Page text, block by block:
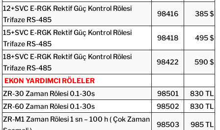
12+SVC E-RGK Rektif Güç Kontrol Rölesi
Trifaze RS-485
98416 385 $
15+SVC E-RGK Rektif Güç Kontrol Rölesi
Trifaze RS-485
98418 495 $
18+SVC E-RGK Rektif Güç Kontrol Rölesi
Trifaze RS-485
98422 590 $
EKON YARDIMCI RÖLELER
ZR-30 Zaman Rölesi 0.1-30s
98501
830 TL
ZR-60 Zaman Rölesi 0.1-30s
98502
830 TL
ZR-M1 Zaman Rölesi 1 sn – 100 h ( Çok Zaman
98503 985 TL